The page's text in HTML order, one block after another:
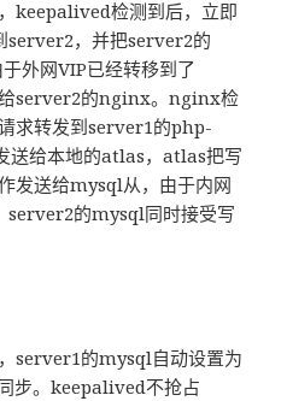
keepalived检测到后，立即
server2，并把server2的
外网VIP已经转移到了
server2的nginx。nginx检
求转发到server1的php-
送给本地的atlas，atlas把写
发送给mysql从，由于内网
server2的mysql同时接受写
server1的mysql自动设置为
步。keepalived不抢占